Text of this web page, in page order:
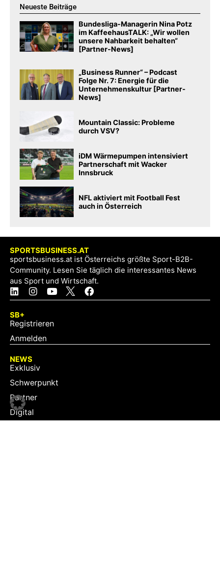
Neueste Beiträge
Bundesliga-Managerin Nina Potz
im KaffeehausTALK: „Wir wollen
unsere Nahbarkeit behalten“
[Partner-News]
„Business Runner“ – Podcast
Folge Nr. 7: Energie für die
Unternehmenskultur [Partner-
News]
Mountain Classic: Probleme
durch VSV?
iDM Wärmepumpen intensiviert
Partnerschaft mit Wacker
Innsbruck
NFL aktiviert mit Football Fest
auch in Österreich
SPORTSBUSINESS.AT
sportsbusiness.at ist Österreichs größte Sport-B2B-
Community. Lesen Sie täglich die interessantes News
aus Sport und Wirtschaft.
SB+
Registrieren
Anmelden
NEWS
Exklusiv
Schwerpunkt
Partner
Digital